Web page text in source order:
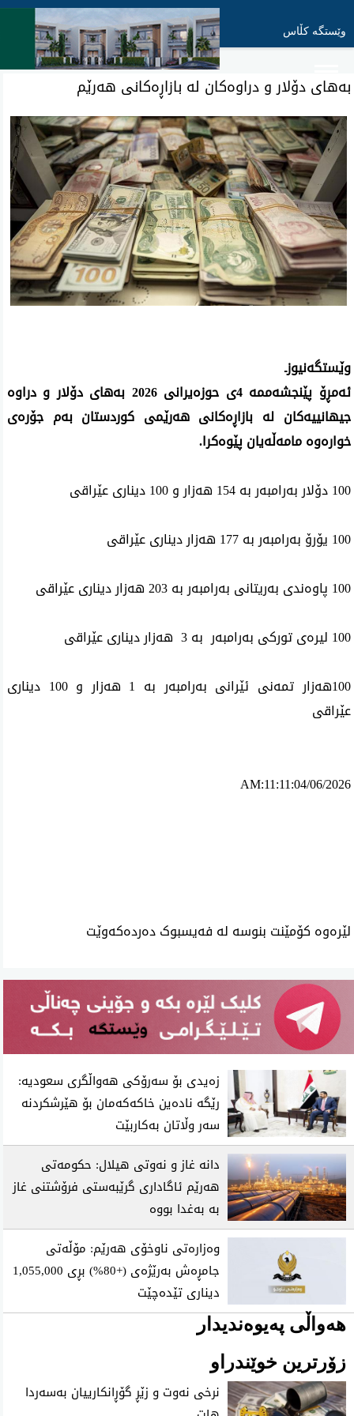
وێستگە کڵاس
به‌های دۆلار و دراوه‌كان له‌ بازاڕه‌كانی هه‌رێم
وێستگه‌نیوزـ
ئه‌مڕۆ پێنجشه‌ممه‌ 4ی حوزه‌یرانی‌ 2026 به‌های دۆلار و دراوه‌
جیهانییه‌كان له‌ بازاڕه‌كانی هه‌رێمی كوردستان به‌م جۆره‌ی
خواره‌وه‌ مامه‌ڵه‌یان پێوه‌كرا.
100 دۆلار به‌رامبه‌ر به‌ 154 هه‌زار و 100 دیناری عێراقی
100 یۆرۆ به‌رامبه‌ر به‌ 177 هه‌زار دیناری عێراقی
100 پاوه‌ندی به‌ریتانی به‌رامبه‌ر به‌ 203 هه‌زار دیناری عێراقی
100 لیره‌ی‌ توركی‌ به‌رامبه‌ر به‌ 3 هه‌زار دیناری‌ عێراقی‌
100ھه‌زار تمه‌نی ئێرانی به‌رامبه‌ر به‌ 1 هه‌زار و 100 دیناری
عێراقی
AM:11:11:04/06/2026
لێرەوە کۆمێنت بنوسە لە فەیسبوک دەردەکەوێت
زەیدی بۆ سەرۆکی هەواڵگری سعودیە:
رێگە نادەین خاکەکەمان بۆ هێرشکردنە
سەر وڵاتان بەکاربێت
دانە غاز و نەوتی هیلال: حکومەتی
هەرێم ئاگاداری گرێبەستی فرۆشتنی غاز
بە بەغدا بووە
وەزارەتی ناوخۆی هەرێم: مۆڵەتی
جامڕەش بەرێژەی (+80%) بڕی 1,055,000
دیناری تێدەچێت
هەواڵی پەیوەندیدار
زۆرترین خوێندراو
نرخی نه‌وت و زێڕ گۆڕانكارییان به‌سه‌ردا